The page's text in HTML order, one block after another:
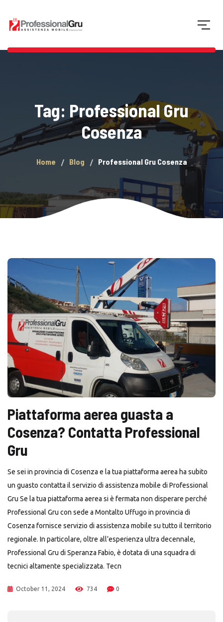
Tag: Professional Gru
Cosenza
Home Blog Professional Gru Cosenza
Piattaforma aerea guasta a
Cosenza? Contatta Professional
Gru
Se sei in provincia di Cosenza e la tua piattaforma aerea ha subito
un guasto contatta il servizio di assistenza mobile di Professional
Gru Se la tua piattaforma aerea si è fermata non disperare perché
Professional Gru con sede a Montalto Uffugo in provincia di
Cosenza fornisce servizio di assistenza mobile su tutto il territorio
regionale. In particolare, oltre all’esperienza ultra decennale,
Professional Gru di Speranza Fabio, è dotata di una squadra di
tecnici altamente specializzata. Tecn
October 11, 2024 734 0